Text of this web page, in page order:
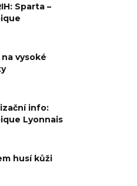
Sparta –
vysoké
info:
Lyonnais
husí kůži